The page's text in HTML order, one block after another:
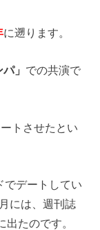
に遡ります。
」 での共演で
トさせたとい
でデートしてい
には、週刊誌
出たのです。